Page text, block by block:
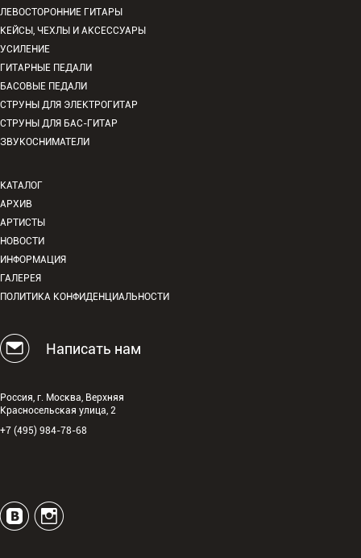
ЛЕВОСТОРОННИЕ ГИТАРЫ
КЕЙСЫ, ЧЕХЛЫ И АКСЕССУАРЫ
УСИЛЕНИЕ
ГИТАРНЫЕ ПЕДАЛИ
БАСОВЫЕ ПЕДАЛИ
СТРУНЫ ДЛЯ ЭЛЕКТРОГИТАР
СТРУНЫ ДЛЯ БАС-ГИТАР
ЗВУКОСНИМАТЕЛИ
КАТАЛОГ
АРХИВ
АРТИСТЫ
НОВОСТИ
ИНФОРМАЦИЯ
ГАЛЕРЕЯ
ПОЛИТИКА КОНФИДЕНЦИАЛЬНОСТИ
Написать нам
Россия, г. Москва, Верхняя
Красносельская улица, 2
+7 (495) 984-78-68